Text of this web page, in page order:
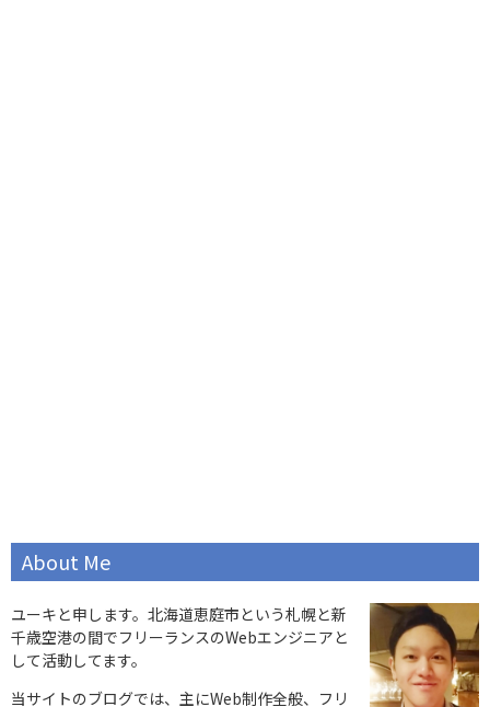
About Me
ユーキと申します。北海道恵庭市という札幌と新
千歳空港の間でフリーランスのWebエンジニアと
して活動してます。
当サイトのブログでは、主にWeb制作全般、フリ